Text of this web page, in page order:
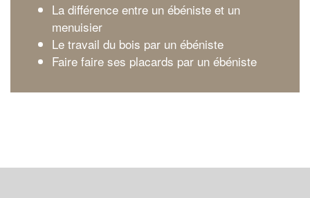
La différence entre un ébéniste et un
menuisier
Le travail du bois par un ébéniste
Faire faire ses placards par un ébéniste